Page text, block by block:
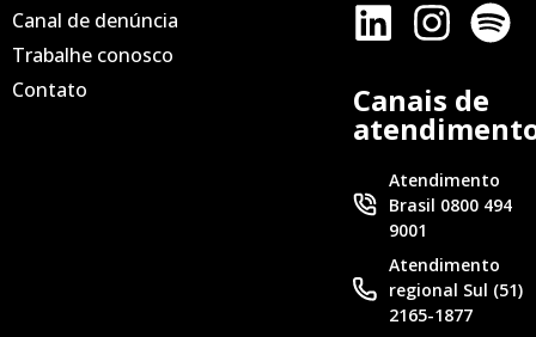
Canal de denúncia
Trabalhe conosco
Contato
Canais de
Atendimento
Brasil 0800 494
9001
Atendimento
regional Sul (51)
2165-1877